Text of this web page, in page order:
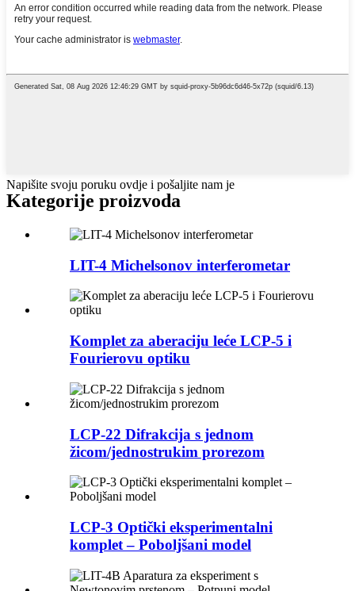
Napišite svoju poruku ovdje i pošaljite nam je
Kategorije proizvoda
LIT-4 Michelsonov interferometar
Komplet za aberaciju leće LCP-5 i
Fourierovu optiku
LCP-22 Difrakcija s jednom
žicom/jednostrukim prorezom
LCP-3 Optički eksperimentalni
komplet – Poboljšani model